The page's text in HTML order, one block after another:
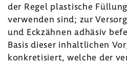
der Regel plas­ti­sche
verwenden sind; zur
und Eckzähnen adhäsiv
Basis dieser inhalt­li­chen
konkre­ti­siert, welche der